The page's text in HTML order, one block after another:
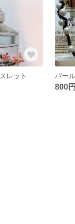
レット
800円